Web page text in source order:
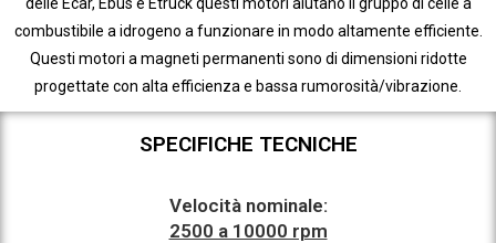
combustibile a idrogeno a funzionare in modo altamente efficiente.
Questi motori a magneti permanenti sono di dimensioni ridotte
progettate con alta efficienza e bassa rumorosità/vibrazione.
SPECIFICHE TECNICHE
Velocità nominale:
2500 a 10000 rpm